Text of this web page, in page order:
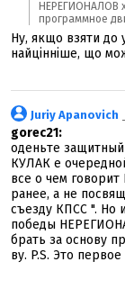
НЕРЕГИОНАЛОВ
программное
Ну, якщо взяти до
найцінніше, що
Juriy Apanovich
gorec21:
оденьте
КУЛАК е
все о чем
ранее, а не
съезду КПСС ". Но
победы
брать за основу
ву. P.S. Это